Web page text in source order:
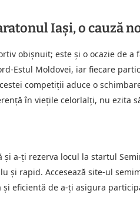
Iași, o cauză
obișnuit; este și o ocazie de a
Estul Moldovei, iar fiecare
competiții aduce o
în viețile celorlalți, nu ezita
a-ți rezerva locul la startul
și rapid. Accesează site-ul
eficientă de a-ți asigura